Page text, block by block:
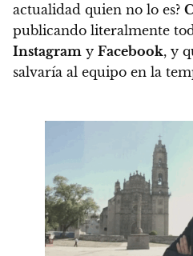
actualidad quien no lo es?
publicando literalmente
Instagram y Facebook, y
salvaría al equipo en la